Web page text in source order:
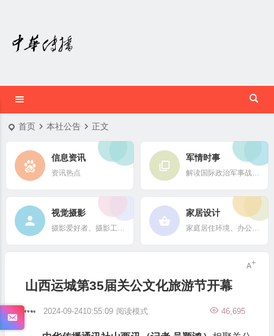
首页 本社公告 正文
信息资讯
资讯热点
军情时事
解读国际政治军事战略格局
视觉摄影
摄影爱好者、摄影工作者及摄影行业信息
家居设计
家庭居住环境、办公场所、公共空间陈设风格以设计搭配
山西运城第35届关公文化旅游节开幕
2024-09-2410:55:09 46,695
阅读模式